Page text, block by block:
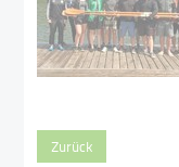
Zurück